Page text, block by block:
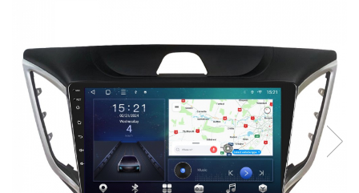
Navigatii Toyota
Navigatii Dacia
Navigatii Peugeot
Navigatii Audi
Navigatii BMW
Navigatii Mercedes